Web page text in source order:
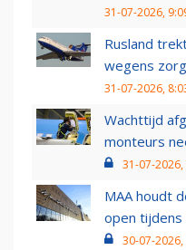
31-07-2026,
Rusland
wegens
31-07-2026,
Wachttijd
monteurs
31-07-2026,
MAA houdt
open tijdens
30-07-2026,